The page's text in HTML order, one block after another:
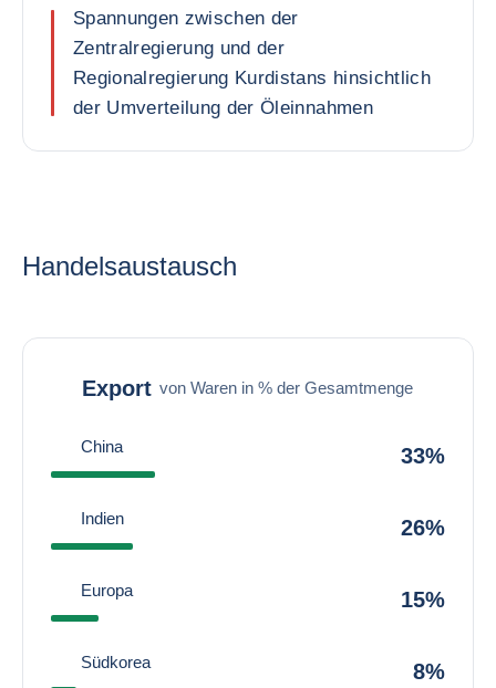
Spannungen zwischen der
Zentralregierung und der
Regionalregierung Kurdistans hinsichtlich
der Umverteilung der Öleinnahmen
Handelsaustausch
Export von Waren in % der Gesamtmenge
China 33%
Indien 26%
Europa 15%
Südkorea 8%